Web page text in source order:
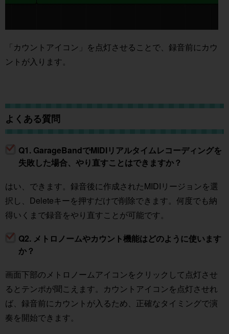
「カウントアイコン」を点灯させることで、録音前にカウ
ントが入ります。
よくある質問
Q1. GarageBandでMIDIリアルタイムレコーディングを
失敗した場合、やり直すことはできますか？
はい、できます。録音後に作成されたMIDIリージョンを選
択し、Deleteキーを押すだけで削除できます。何度でも納
得いくまで録音をやり直すことが可能です。
Q2. メトロノームやカウント機能はどのように使います
か？
画面下部のメトロノームアイコンをクリックして点灯させ
るとテンポが聞こえます。カウントアイコンを点灯させれ
ば、録音前にカウントが入るため、正確なタイミングで演
奏を開始できます。